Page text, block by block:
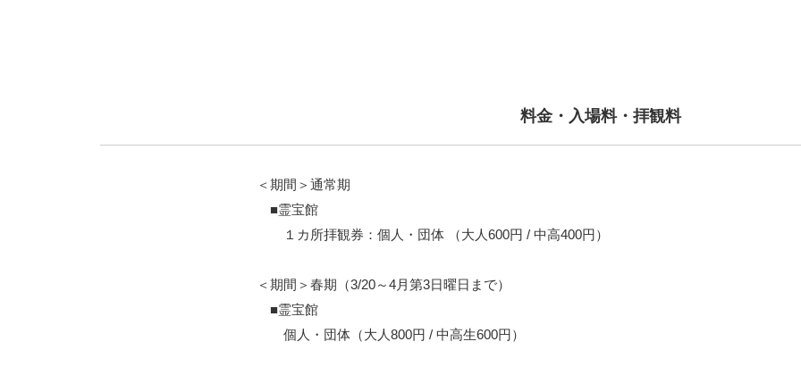
料金・入場料・拝観料
＜期間＞通常期
■霊宝館
１カ所拝観券：個人・団体 （大人600円 / 中高400円）
＜期間＞春期（3/20～4月第3日曜日まで）
■霊宝館
個人・団体（大人800円 / 中高生600円）